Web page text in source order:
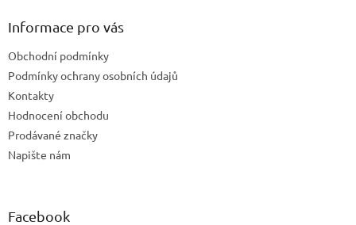
Informace pro vás
Obchodní podmínky
Podmínky ochrany osobních údajů
Kontakty
Hodnocení obchodu
Prodávané značky
Napište nám
Facebook